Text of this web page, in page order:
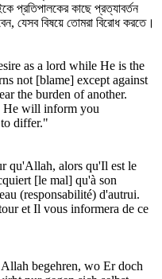
প্রতিপালকের কাছে প্রত্যাবর্তন
যেসব বিষয়ে তোমরা বিরোধ করতে।
as a lord while He is the
not [blame] except against
the burden of another.
He will inform you
differ."
qu'Allah, alors qu'Il est le
[le mal] qu'à son
(responsabilité) d'autrui.
et Il vous informera de ce
begehren, wo Er doch